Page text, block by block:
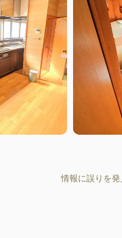
情報に誤りを発